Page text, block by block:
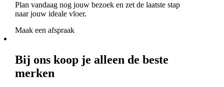
Plan vandaag nog jouw bezoek en zet de laatste stap
naar jouw ideale vloer.
Maak een afspraak
Bij ons koop je alleen de beste
merken